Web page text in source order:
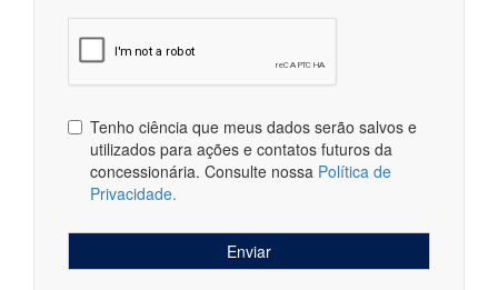
Tenho ciência que meus dados serão salvos e
utilizados para ações e contatos futuros da
concessionária. Consulte nossa Política de
Privacidade.
Enviar